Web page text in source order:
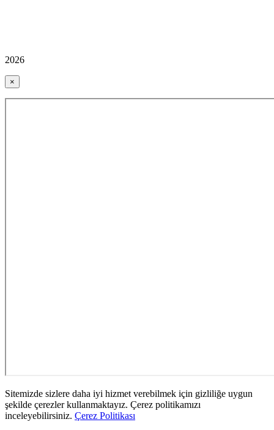
2026
×
Sitemizde sizlere daha iyi hizmet verebilmek için gizliliğe uygun
şekilde çerezler kullanmaktayız. Çerez politikamızı
inceleyebilirsiniz. Çerez Politikası